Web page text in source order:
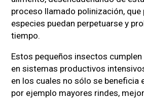
proceso llamado polinización,
especies puedan perpetuarse y
tiempo.
Estos pequeños insectos
en sistemas productivos
en los cuales no sólo se beneficia
por ejemplo mayores rindes,